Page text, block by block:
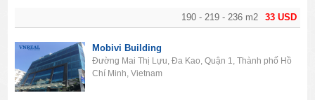
33 USD
190 - 219 - 236 m2
Mobivi Building
Đường Mai Thị Lựu, Đa Kao, Quận 1, Thành phố Hồ
Chí Minh, Vietnam